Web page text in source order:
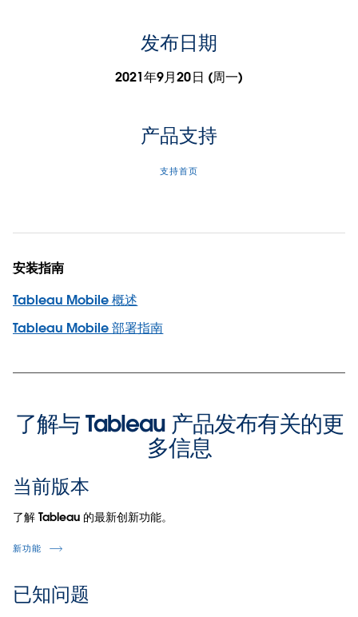
发布日期
2021年9月20日 (周一)
产品支持
支持首页
安装指南
Tableau Mobile 概述
Tableau Mobile 部署指南
了解与 Tableau 产品发布有关的更
多信息
当前版本
了解 Tableau 的最新创新功能。
新功能
已知问题